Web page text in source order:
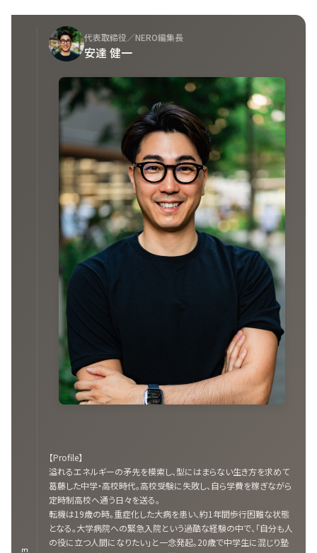
代表取締役／NERO編集長
安達 健一
【Profile】
溢れるエネルギーの矛先を模索し、型にはまらない生き方を求めて
葛藤した中学・高校時代。高校受験に失敗し、自ら学費を稼ぎながら
定時制高校へ通う日々を送る。
転機は19歳の時。重症化した大病を患い、約1年間歩行困難な状態
となる。大学病院への緊急入院という過酷な経験の中で、「自分も人
の役に立つ人間になりたい」と一念発起。20歳で中学生に混じり塾